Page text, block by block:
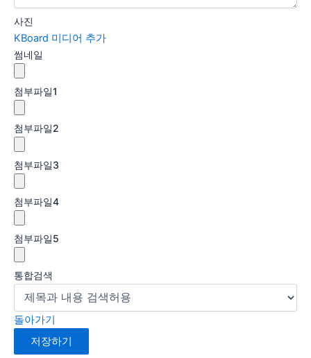
사진
KBoard 미디어 추가
썸네일
첨부파일1
첨부파일2
첨부파일3
첨부파일4
첨부파일5
통합검색
돌아가기
저장하기